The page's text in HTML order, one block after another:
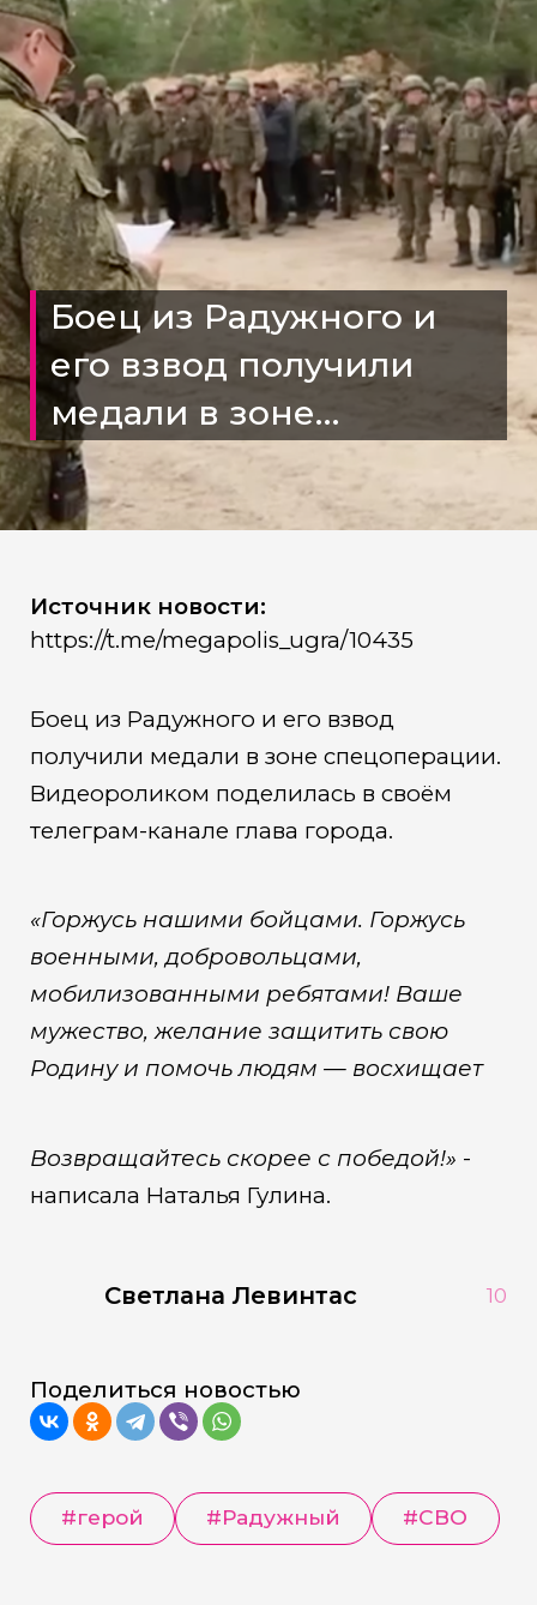
Боец из Радужного и
его взвод получили
медали в зоне
спецоперации
Источник новости:
https://t.me/megapolis_ugra/10435
Боец из Радужного и его взвод
получили медали в зоне спецоперации.
Видеороликом поделилась в своём
телеграм-канале глава города.
«Горжусь нашими бойцами. Горжусь
военными, добровольцами,
мобилизованными ребятами! Ваше
мужество, желание защитить свою
Родину и помочь людям — восхищает
Возвращайтесь скорее с победой!» -
написала Наталья Гулина.
Светлана Левинтас 10
Поделиться новостью
#герой #Радужный #СВО